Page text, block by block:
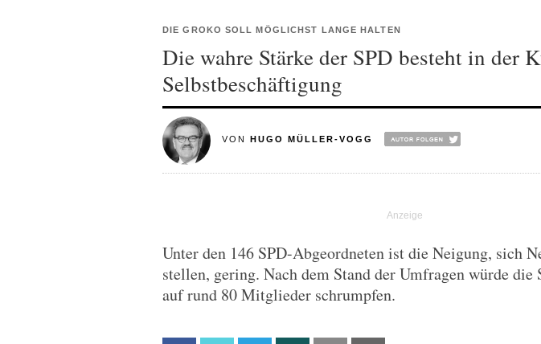
DIE GROKO SOLL MÖGLICHST LANGE HALTEN
Die wahre Stärke der SPD besteht in der
Selbstbeschäftigung
VON HUGO MÜLLER-VOGG
Unter den 146 SPD-Abgeordneten ist die Neigung, sich
stellen, gering. Nach dem Stand der Umfragen würde die
auf rund 80 Mitglieder schrumpfen.